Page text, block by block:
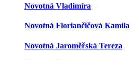
Novotná Vladimíra
Novotná Floriančičová Kamila
Novotná Jaroměřská Tereza